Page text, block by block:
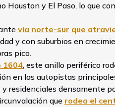
Houston y El Paso, lo que
vía norte-sur que
y con suburbios en
pico.
1604, este anillo periférico
en las autopistas
residenciales densamente
que rodea el